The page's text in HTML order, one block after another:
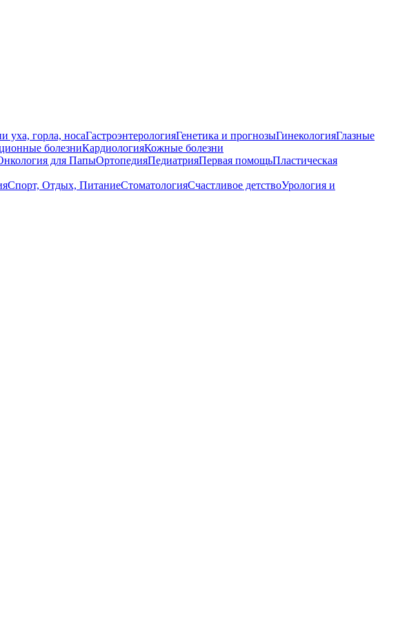
уха, горла, носаГастроэнтерологияГенетика и прогнозыГинекологияГлазные
болезниКардиологияКожные болезни
для ПапыОртопедияПедиатрияПервая помощьПластическая
Спорт, Отдых, ПитаниеСтоматологияСчастливое детствоУрология и